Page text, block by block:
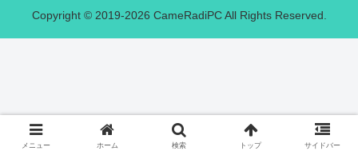
Copyright © 2019-2026 CameRadiPC All Rights Reserved.
メニュー ホーム 検索 トップ サイドバー